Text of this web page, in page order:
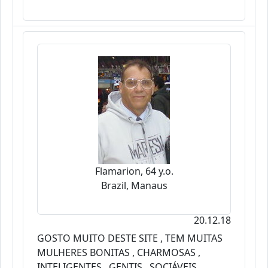
Flamarion, 64 y.o.
Brazil, Manaus
20.12.18
GOSTO MUITO DESTE SITE , TEM MUITAS
MULHERES BONITAS , CHARMOSAS ,